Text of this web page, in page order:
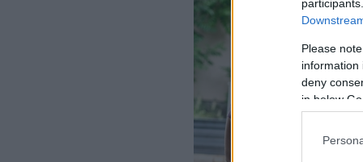
Please
information
deny
in below